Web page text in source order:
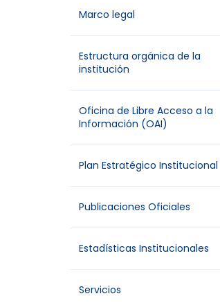
Marco legal
Estructura orgánica de la
institución
Oficina de Libre Acceso a la
Información (OAI)
Plan Estratégico Institucional
Publicaciones Oficiales
Estadísticas Institucionales
Servicios